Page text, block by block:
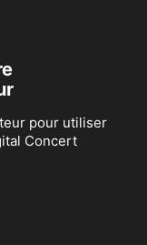
pour utiliser
Concert